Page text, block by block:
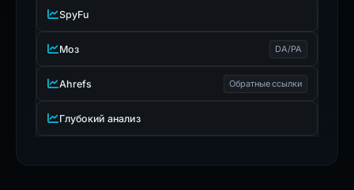
SpyFu
Моз DA/PA
Ahrefs Обратные ссылки
Глубокий анализ